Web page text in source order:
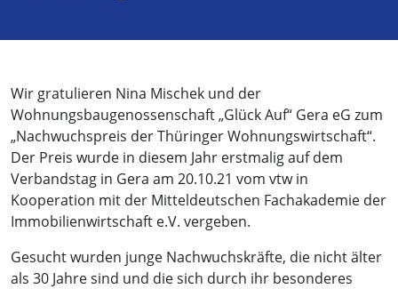
Wir gratulieren Nina Mischek und der
Wohnungsbaugenossenschaft „Glück Auf“ Gera eG zum
„Nachwuchspreis der Thüringer Wohnungswirtschaft“.
Der Preis wurde in diesem Jahr erstmalig auf dem
Verbandstag in Gera am 20.10.21 vom vtw in
Kooperation mit der Mitteldeutschen Fachakademie der
Immobilienwirtschaft e.V. vergeben.
Gesucht wurden junge Nachwuchskräfte, die nicht älter
als 30 Jahre sind und die sich durch ihr besonderes